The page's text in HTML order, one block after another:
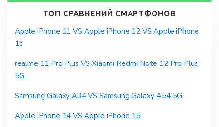
ТОП СРАВНЕНИЙ СМАРТФОНОВ
Apple iPhone 11 VS Apple iPhone 12 VS Apple iPhone
13
realme 11 Pro Plus VS Xiaomi Redmi Note 12 Pro Plus
5G
Samsung Galaxy A34 VS Samsung Galaxy A54 5G
Apple iPhone 14 VS Apple iPhone 15